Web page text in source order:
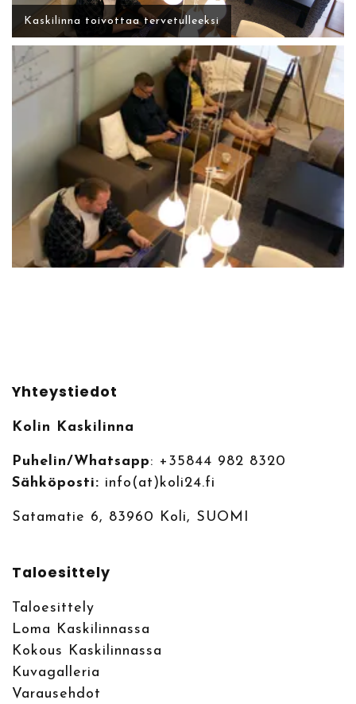
Kaskilinna toivottaa tervetulleeksi
Yhteystiedot
Kolin Kaskilinna
Puhelin/Whatsapp: +35844 982 8320
Sähköposti: info(at)koli24.fi
Satamatie 6, 83960 Koli, SUOMI
Taloesittely
Taloesittely
Loma Kaskilinnassa
Kokous Kaskilinnassa
Kuvagalleria
Varausehdot